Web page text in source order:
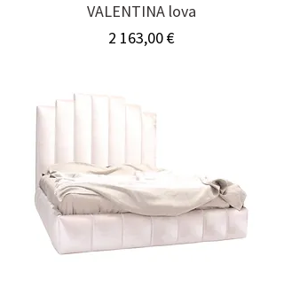
VALENTINA lova
Kaina
2 163,00 €